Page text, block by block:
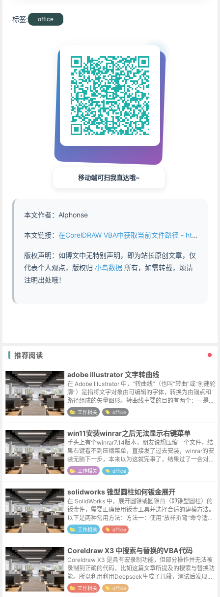
标签: office
移动端可扫我直达哦~
本文作者：Alphonse
本文链接： 在CorelDRAW VBA中获取当前文件路径 - https://www.abddb.com/Retrieve_the_current_file_path_in_CorelDRAW_VBA.html
版权声明：如博文中无特别声明，即为站长原创文章，仅
代表个人观点，版权归 小鸟数据 所有，如需转载，烦请
注明出处哦！
推荐阅读
adobe illustrator 文字转曲线
在 Adobe Illustrator 中，“转曲线”（也叫“转曲”或“创建轮
廓”）是指将文字对象由可编辑的字体，转换为由锚点和
路径组成的矢量图形。转曲线主要的目的有两个：一是防
止文件在别的电脑上打开时，因缺少字体导致排版错乱，
这是印...
工作相关 office
win11安装winrar之后无法显示右键菜单
手头上有个winrar7.14版本，朋友说想压缩一个文件，结
果右键看不到压缩菜单，直接发了过去安装，winrar的安
装无脑下一步，本来以为这就完事了，结果过了一会对方
表示还是无法显示。向日葵远程连接看了一下，别说压缩
命令了，啥winr...
工作相关 office
solidworks 锥型圆柱如何钣金展开
在 SolidWorks 中，展开圆锥或圆锥台（即锥型圆柱）的
钣金件，需要正确使用钣金工具并选择合适的建模方法。
以下是两种常用方法：方法一：使用“放样折弯”命令适用
于精确展开锥形或圆锥台钣金件。创建两个草图：在两个
平行基准面上，分别绘...
工作相关 office
Coreldraw X3 中搜索与替换的VBA代码
Coreldraw X3 是具有宏录制功能，但部分操作并无法被
录制到正确的代码，比如这篇文章所提及的搜索与替换功
能。所以利用利用Deepseek生成了几段，测试后发现下
面这段代码在 X3 中可以正常运行。Sub SearchAndRe...
工作相关 office